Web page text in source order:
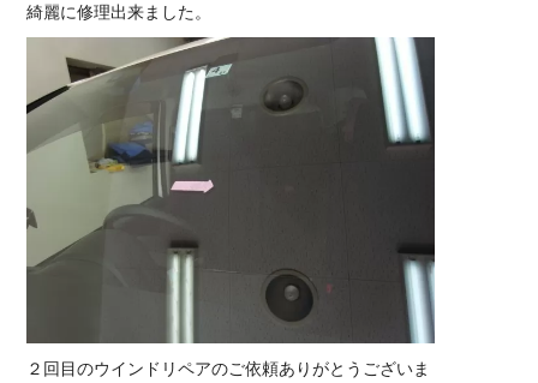
綺麗に修理出来ました。
２回目のウインドリペアのご依頼ありがとうございま